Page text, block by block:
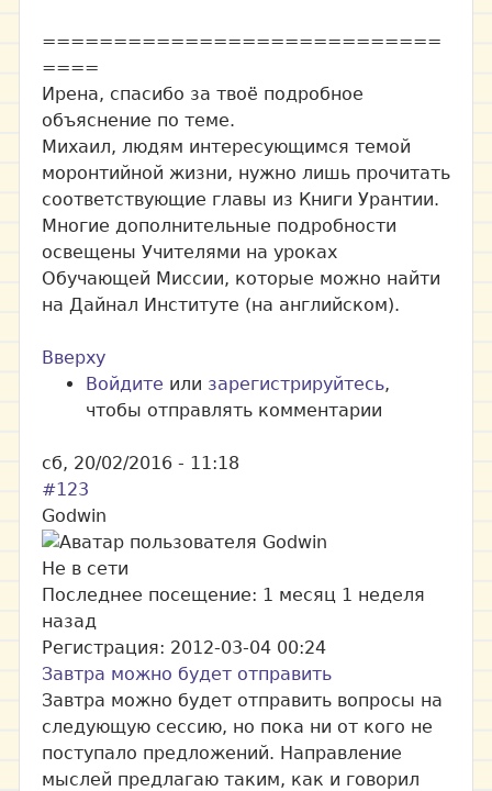
============================
====
Ирена, спасибо за твоё подробное
объяснение по теме.
Михаил, людям интересующимся темой
моронтийной жизни, нужно лишь прочитать
соответствующие главы из Книги Урантии.
Многие дополнительные подробности
освещены Учителями на уроках
Обучающей Миссии, которые можно найти
на Дайнал Институте (на английском).
Вверху
Войдите или зарегистрируйтесь,
чтобы отправлять комментарии
сб, 20/02/2016 - 11:18
#123
Godwin
Не в сети
Последнее посещение: 1 месяц 1 неделя
назад
Регистрация: 2012-03-04 00:24
Завтра можно будет отправить
Завтра можно будет отправить вопросы на
следующую сессию, но пока ни от кого не
поступало предложений. Направление
мыслей предлагаю таким, как и говорил